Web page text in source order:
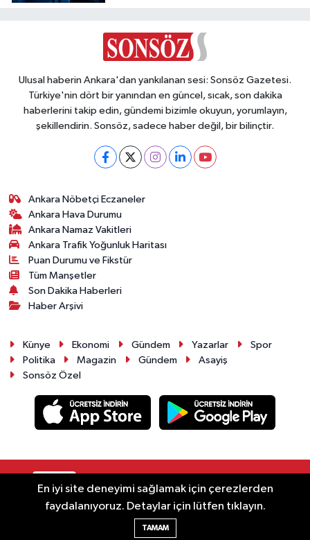
Ulusal haberin Ankara'dan yankılanan sesi: Sonsöz Gazetesi.
Türkiye'nin dört bir yanından en güncel, sıcak, son dakika
haberlerini takip edin, gündemi bizimle okuyun, yorumlayın,
şekillendirin. Sonsöz, sadece haber değil, bir bilinçtir.
Ankara Nöbetçi Eczaneler
Ankara Hava Durumu
Ankara Namaz Vakitleri
Ankara Trafik Yoğunluk Haritası
Puan Durumu ve Fikstür
Tüm Manşetler
Son Dakika Haberleri
Haber Arşivi
Künye Ekonomi Gündem Yazarlar
Spor
Politika
Magazin Gündem
Asayiş
Sonsöz Özel
Haber Yazılımı:
En iyi site deneyimi sağlamak için çerezlerden
faydalanıyoruz. Detaylar için lütfen tıklayın.
TAMAM